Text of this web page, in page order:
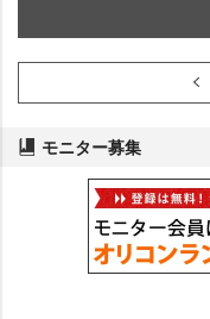
モニター募集